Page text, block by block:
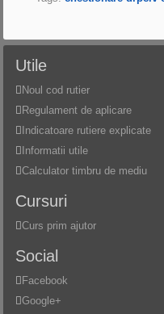
Utile
Noul cod rutier
Regulament de aplicare
Indicatoare rutiere explicate
Informatii utile
Calculator timbru de mediu
Cursuri
Curs prim ajutor
Social
Facebook
Google+